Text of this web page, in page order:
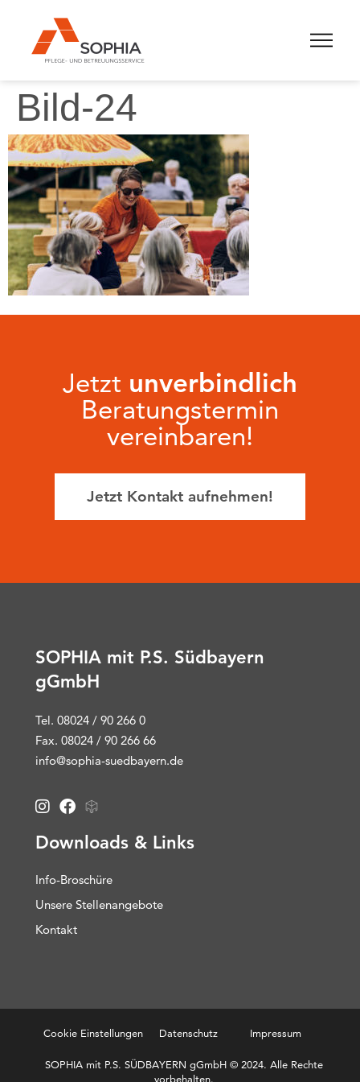
Bild-24
Jetzt unverbindlich
Beratungstermin
vereinbaren!
Jetzt Kontakt aufnehmen!
SOPHIA mit P.S. Südbayern
gGmbH
Tel. 08024 / 90 266 0
Fax. 08024 / 90 266 66
info@sophia-suedbayern.de
Downloads & Links
Info-Broschüre
Unsere Stellenangebote
Kontakt
SOPHIA mit P.S. SÜDBAYERN gGmbH © 2024. Alle Rechte
vorbehalten.
Cookie Einstellungen Datenschutz Impressum